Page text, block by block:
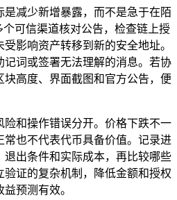
减少新增暴露，而不是急于在陌
个可信渠道核对公告，检查链上授
影响资产转移到新的安全地址。
词或签署无法理解的消息。若协
高度、界面截图和官方公告，便
险和操作错误分开。价格下跌不一
常也不代表代币具备价值。记录进
退出条件和实际成本，再比较哪些
证的复杂机制，降低金额和授权
预测有效。